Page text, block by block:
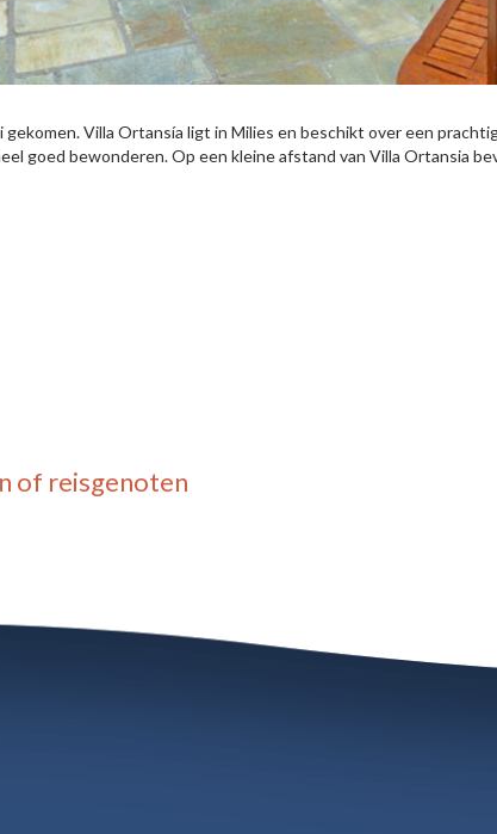
Villa Ortansía ligt in Milies en beschikt over een
goed bewonderen. Op een kleine afstand van Villa Ortansia
of reisgenoten